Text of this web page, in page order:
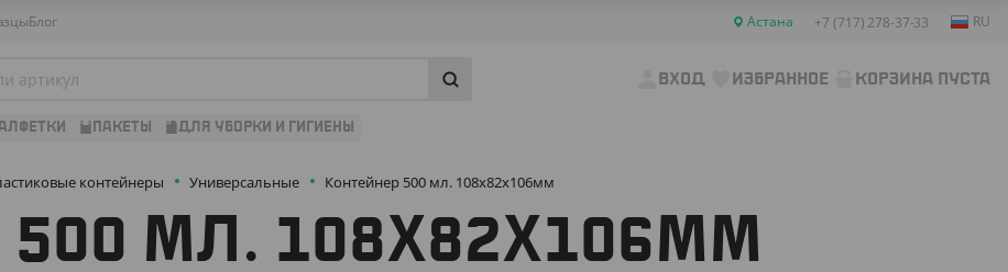
Блог Астана +7 (717) 278-37-33 RU
ВХОД ИЗБРАННОЕ КОРЗИНА ПУСТА
ПАКЕТЫ ДЛЯ УБОРКИ И ГИГИЕНЫ
контейнеры Универсальные Контейнер 500 мл. 108х82х106мм
500 МЛ. 108Х82Х106ММ